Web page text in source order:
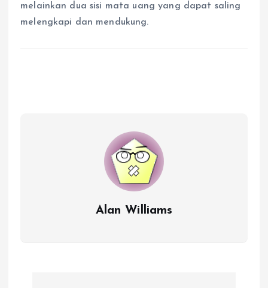
melainkan dua sisi mata uang yang dapat saling
melengkapi dan mendukung.
Alan Williams